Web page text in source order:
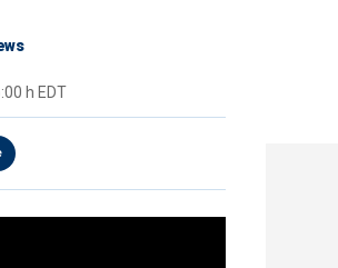
h EDT